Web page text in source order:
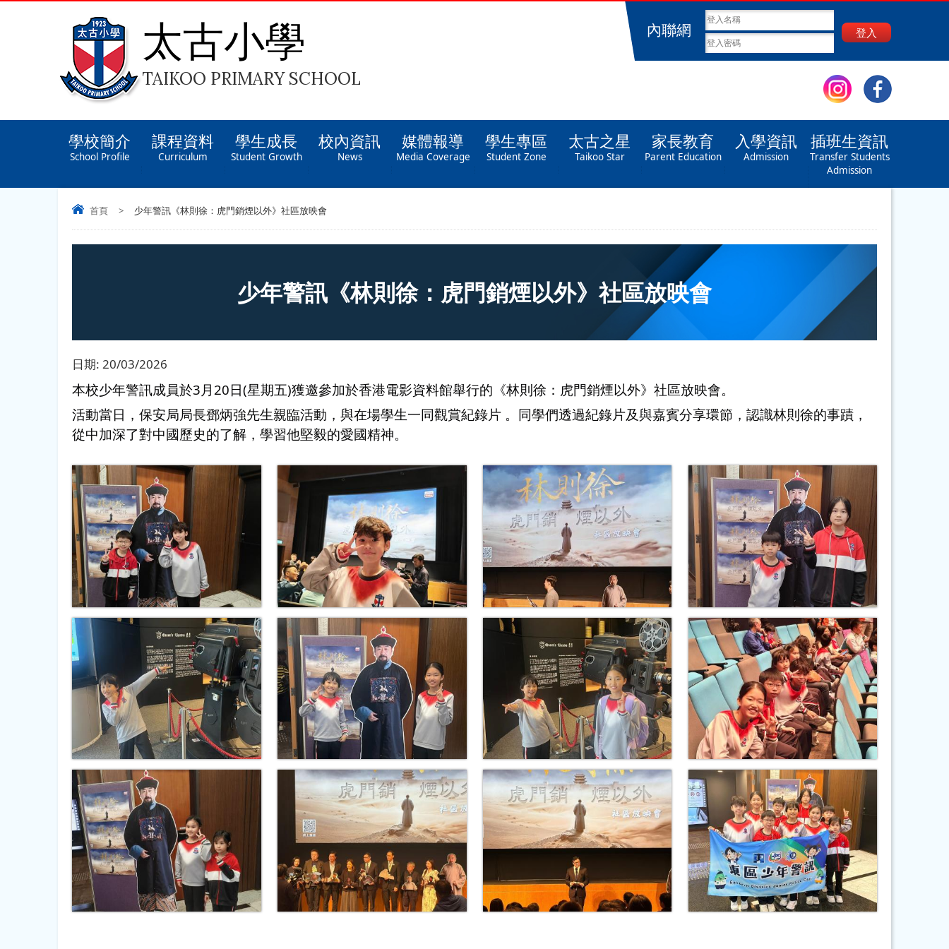
太古小學
TAIKOO PRIMARY SCHOOL
內聯網 登入
學校簡介
School Profile
課程資料
Curriculum
學生成長
Student Growth
校內資訊
News
媒體報導
Media Coverage
學生專區
Student Zone
太古之星
Taikoo Star
家長教育
Parent Education
入學資訊
Admission
插班生資訊
Transfer Students
Admission
首頁 > 少年警訊《林則徐：虎門銷煙以外》社區放映會
少年警訊《林則徐：虎門銷煙以外》社區放映會
日期: 20/03/2026
本校少年警訊成員於3月20日(星期五)獲邀參加於香港電影資料館舉行的《林則徐：虎門銷煙以外》社區放映會。
活動當日，保安局局長鄧炳強先生親臨活動，與在場學生一同觀賞紀錄片 。同學們透過紀錄片及與嘉賓分享環節，認識林則徐的事蹟，
從中加深了對中國歷史的了解，學習他堅毅的愛國精神。